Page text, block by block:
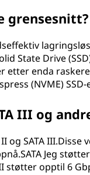
grensesnitt?
State Drive
etter enda
(NVME)
III og
og SATA
Jeg
støtter opptil 6